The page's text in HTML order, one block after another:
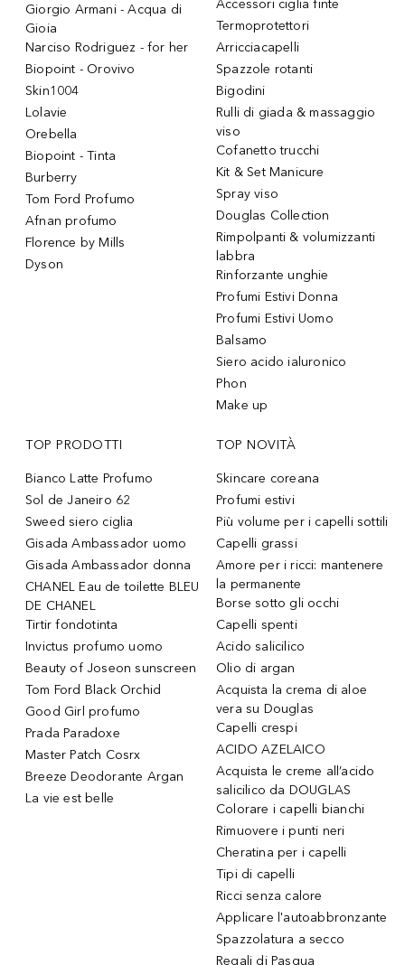
Giorgio Armani - Acqua di
Gioia
Narciso Rodriguez - for her
Biopoint - Orovivo
Skin1004
Lolavie
Orebella
Biopoint - Tinta
Burberry
Tom Ford Profumo
Afnan profumo
Florence by Mills
Dyson
Accessori ciglia finte
Termoprotettori
Arricciacapelli
Spazzole rotanti
Bigodini
Rulli di giada & massaggio
viso
Cofanetto trucchi
Kit & Set Manicure
Spray viso
Douglas Collection
Rimpolpanti & volumizzanti
labbra
Rinforzante unghie
Profumi Estivi Donna
Profumi Estivi Uomo
Balsamo
Siero acido ialuronico
Phon
Make up
TOP PRODOTTI
Bianco Latte Profumo
Sol de Janeiro 62
Sweed siero ciglia
Gisada Ambassador uomo
Gisada Ambassador donna
CHANEL Eau de toilette BLEU
DE CHANEL
Tirtir fondotinta
Invictus profumo uomo
Beauty of Joseon sunscreen
Tom Ford Black Orchid
Good Girl profumo
Prada Paradoxe
Master Patch Cosrx
Breeze Deodorante Argan
La vie est belle
TOP NOVITÀ
Skincare coreana
Profumi estivi
Più volume per i capelli sottili
Capelli grassi
Amore per i ricci: mantenere
la permanente
Borse sotto gli occhi
Capelli spenti
Acido salicilico
Olio di argan
Acquista la crema di aloe
vera su Douglas
Capelli crespi
ACIDO AZELAICO
Acquista le creme all’acido
salicilico da DOUGLAS
Colorare i capelli bianchi
Rimuovere i punti neri
Cheratina per i capelli
Tipi di capelli
Ricci senza calore
Applicare l'autoabbronzante
Spazzolatura a secco
Regali di Pasqua